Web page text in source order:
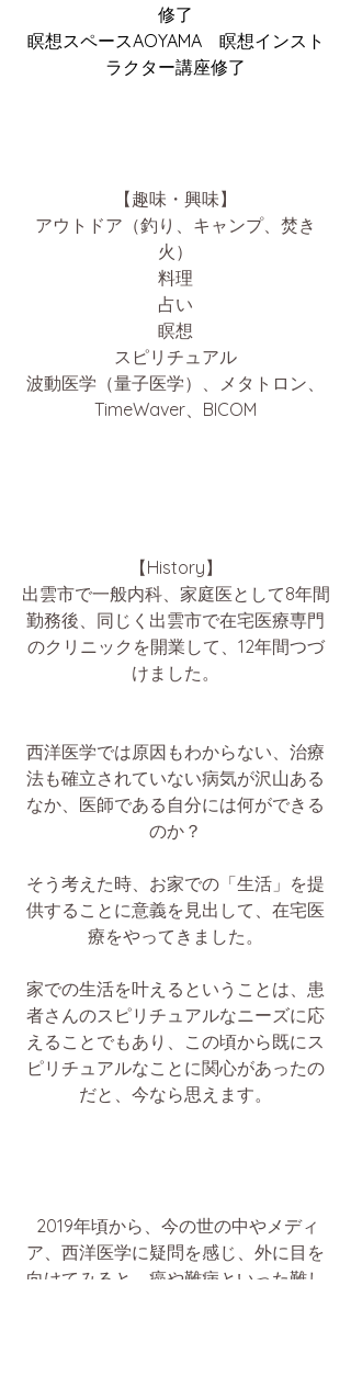
修了
瞑想スペースAOYAMA　瞑想インスト
ラクター講座修了
【趣味・興味】
アウトドア（釣り、キャンプ、焚き
火）
料理
占い
瞑想
スピリチュアル
波動医学（量子医学）、メタトロン、
TimeWaver、BICOM
【History】
出雲市で一般内科、家庭医として8年間
勤務後、同じく出雲市で在宅医療専門
のクリニックを開業して、12年間つづ
けました。
西洋医学では原因もわからない、治療
法も確立されていない病気が沢山ある
なか、医師である自分には何ができる
のか？
そう考えた時、お家での「生活」を提
供することに意義を見出して、在宅医
療をやってきました。
家での生活を叶えるということは、患
者さんのスピリチュアルなニーズに応
えることでもあり、この頃から既にス
ピリチュアルなことに関心があったの
だと、今なら思えます。
ア、西洋医学に疑問を感じ、外に目を
向けてみると、癌や難病といった難し